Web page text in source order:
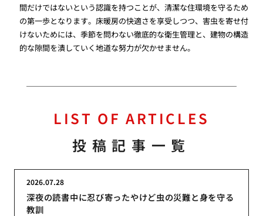
間だけではないという認識を持つことが、清潔な住環境を守るため
の第一歩となります。床暖房の快適さを享受しつつ、害虫を寄せ付
けないためには、季節を問わない徹底的な衛生管理と、建物の構造
的な隙間を潰していく地道な努力が欠かせません。
LIST OF ARTICLES
投稿記事一覧
深夜の読書中に忍び寄ったやけど虫の災難と身を守る
教訓
2026.07.28